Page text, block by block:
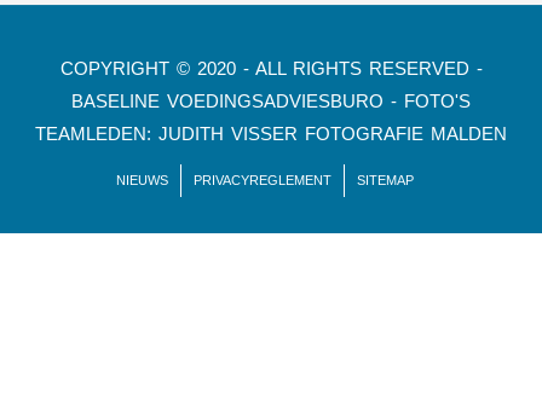
COPYRIGHT © 2020 - ALL RIGHTS RESERVED -
BASELINE VOEDINGSADVIESBURO - FOTO'S
TEAMLEDEN: JUDITH VISSER FOTOGRAFIE MALDEN
NIEUWS PRIVACYREGLEMENT SITEMAP